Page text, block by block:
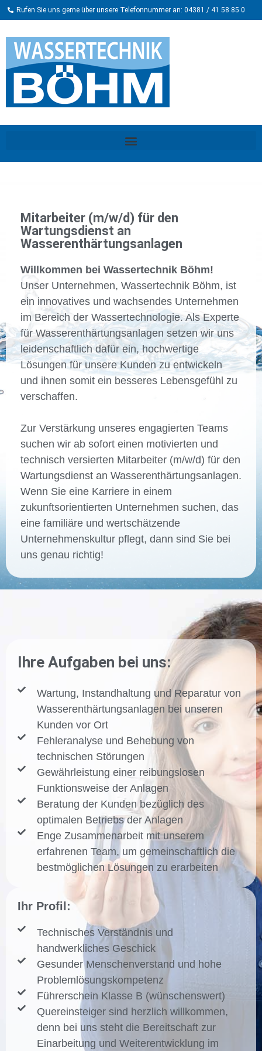
Rufen Sie uns gerne über unsere Telefonnummer an: 04381 / 41 58 85 0
Mitarbeiter (m/w/d) für den
Wartungsdienst an
Wasserenthärtungsanlagen
Willkommen bei Wassertechnik Böhm!
Unser Unternehmen, Wassertechnik Böhm, ist
ein innovatives und wachsendes Unternehmen
im Bereich der Wassertechnologie. Als Experte
für Wasserenthärtungsanlagen setzen wir uns
leidenschaftlich dafür ein, hochwertige
Lösungen für unsere Kunden zu entwickeln
und ihnen somit ein besseres Lebensgefühl zu
verschaffen.
Zur Verstärkung unseres engagierten Teams
suchen wir ab sofort einen motivierten und
technisch versierten Mitarbeiter (m/w/d) für den
Wartungsdienst an Wasserenthärtungsanlagen.
Wenn Sie eine Karriere in einem
zukunftsorientierten Unternehmen suchen, das
eine familiäre und wertschätzende
Unternehmenskultur pflegt, dann sind Sie bei
uns genau richtig!
Ihre Aufgaben bei uns:
Wartung, Instandhaltung und Reparatur von
Wasserenthärtungsanlagen bei unseren
Kunden vor Ort
Fehleranalyse und Behebung von
technischen Störungen
Gewährleistung einer reibungslosen
Funktionsweise der Anlagen
Beratung der Kunden bezüglich des
optimalen Betriebs der Anlagen
Enge Zusammenarbeit mit unserem
erfahrenen Team, um gemeinschaftlich die
bestmöglichen Lösungen zu erarbeiten
Ihr Profil:
Technisches Verständnis und
handwerkliches Geschick
Gesunder Menschenverstand und hohe
Problemlösungskompetenz
Führerschein Klasse B (wünschenswert)
Quereinsteiger sind herzlich willkommen,
denn bei uns steht die Bereitschaft zur
Einarbeitung und Weiterentwicklung im